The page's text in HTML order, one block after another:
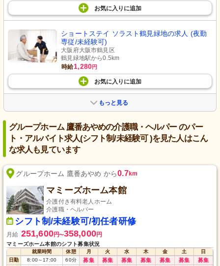
お気に入り に追加
ショートステイ ソラスト鶴見緑地の求人 (夜勤
専従/未経験可)
大阪府大阪市鶴見区
鶴見緑地駅から0.5km
時給1,280円
お気に入り に追加
もっと見る
グループホーム 鷹番あやめの介護職・ヘルパー のパー
ト・アルバイト求人(シフト制/未経験可 )を見た人はこん
な求人も見ています
グループホーム 鷹番あやめ から0.7km
マミーズホーム本館
介護付き有料老人ホーム
介護職・ヘルパー
シフト制/未経験可/初任者研修
月給 251,600円〜358,000円
マミーズホーム本館のシフト募集状況
就業時間 休憩 月 火 水 木 金 土
日
日勤
8:00～ 17:00 60分 募集 募集 募集 募集 募集 募集 募集